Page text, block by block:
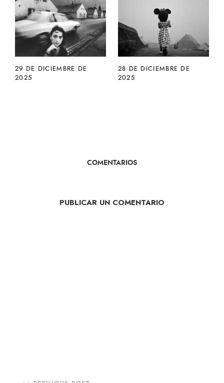
29 DE DICIEMBRE DE
2025
28 DE DICIEMBRE DE
2025
COMENTARIOS
PUBLICAR UN COMENTARIO